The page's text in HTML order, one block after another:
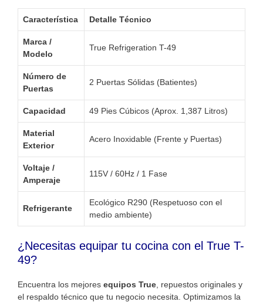
Característica Detalle Técnico
Marca /
Modelo
True Refrigeration T-49
Número de
Puertas
2 Puertas Sólidas (Batientes)
Capacidad 49 Pies Cúbicos (Aprox. 1,387 Litros)
Material
Exterior
Acero Inoxidable (Frente y Puertas)
Voltaje /
Amperaje
115V / 60Hz / 1 Fase
Refrigerante
Ecológico R290 (Respetuoso con el
medio ambiente)
¿Necesitas equipar tu cocina con el True T-
49?
Encuentra los mejores equipos True , repuestos originales y
el respaldo técnico que tu negocio necesita. Optimizamos la